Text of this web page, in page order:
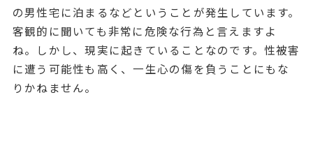
の男性宅に泊まるなどということが発生しています。
客観的に聞いても非常に危険な行為と言えますよ
ね。しかし、現実に起きていることなのです。性被害
に遭う可能性も高く、一生心の傷を負うことにもな
りかねません。